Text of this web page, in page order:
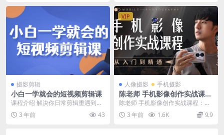
摄影剪辑
小白一学就会的短视频剪辑课
课程介绍 解决你日常剪辑重遇到的
常见问题解决方法，首先从剪映基
础操作开始讲起，其...
3 年前 43
VIP
人像摄影 手机摄影
陈老师 手机影像创作实战课
程：从入门到精通【完结】
陈老师 手机影像创作实战课程：从
入门到精通【完结】
3 年前 1.6K 9.9